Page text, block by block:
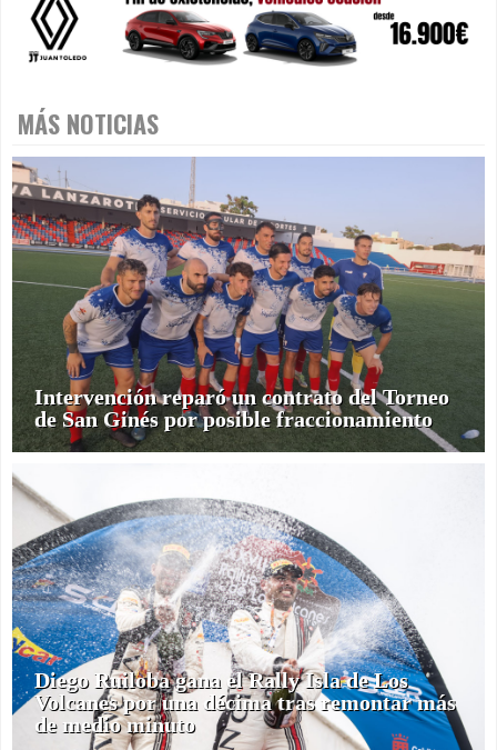
MÁS NOTICIAS
Intervención reparó un contrato del Torneo
de San Ginés por posible fraccionamiento
Diego Ruiloba gana el Rally Isla de Los
Volcanes por una décima tras remontar más
de medio minuto